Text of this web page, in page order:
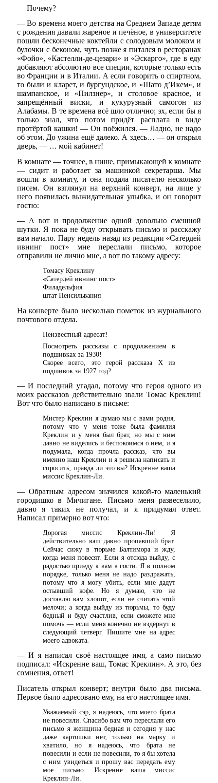
— Почему?
— Во времена моего детства на Среднем Западе детям
с рождения давали жареное и печёное, в университете
пошли бесконечные коктейли с солодовым молоком и
булочки с беконом, чуть позже я питался в ресторанах
«Фойо», «Кастелли-де-цезари» и «Эскарго», где в еду
добавляют абсолютно все специи, которые только есть
во Франции и в Италии. А если говорить о спиртном,
то были и кларет, и бургундское, и «Шато д’Икем», и
шампанское, и «Пилзнер», и столовое красное, и
запрещённый виски, и кукурузный самогон из
Алабамы. В те времена всё шло отлично; эх, если бы я
только знал, что потом придёт расплата в виде
протёртой кашки! — Он поёжился. — Ладно, не надо
об этом. До ужина ещё далеко. А здесь… — он открыл
дверь, — … мой кабинет!
В комнате — точнее, в нише, примыкающей к комнате
— сидит и работает за машинкой секретарша. Мы
вошли в комнату, и она подала писателю несколько
писем. Он взглянул на верхний конверт, на лице у
него появилась выжидательная улыбка, и он говорит
гостю:
— А вот и продолжение одной довольно смешной
шутки. Я пока не буду открывать письмо и расскажу
вам начало. Пару недель назад из редакции «Сатердей
ивнинг пост» мне переслали письмо, которое
отправили не лично мне, а вот по такому адресу:
Томасу Креклину
«Сатердей ивнинг пост»
Филадельфия
штат Пенсильвания
На конверте было несколько пометок из журнального
почтового отдела.
Неизвестный адресат!
Посмотреть рассказы с продолжением в
подшивках за 1930!
Cкорее всего, это герой рассказа Х из
подшивок за 1927 год?
— И последний угадал, потому что героя одного из
моих рассказов действительно звали Томас Креклин!
Вот что было написано в письме:
Мистер Креклин я думаю мы с вами родня,
потому что у меня тоже была фамилия
Креклин и у меня был брат, но мы с ним
давно не виделись и беспокоимся о нем, и я
подумала, когда прочла рассказ, что вы
именно наш Креклин и я решила написать и
спросить, правда ли это вы? Искренне ваша
миссис Креклин-Ли.
— Обратным адресом значился какой-то маленький
городишко в Мичигане. Письмо меня развеселило,
давно я таких не получал, и я придумал ответ.
Написал примерно вот что:
Дорогая миссис Креклин-Ли! Я
действительно ваш давно пропавший брат.
Сейчас сижу в тюрьме Балтимора и жду,
когда меня повесят. Если я отсюда выйду, с
радостью приеду к вам в гости. Я в полном
порядке, только меня не надо раздражать,
потому что я могу убить, если мне дадут
остывший кофе. Но я думаю, что не
доставлю вам хлопот, если не считать этой
мелочи; а когда выйду из тюрьмы, то буду
бедный и буду счастлив, если сможете мне
помочь — если меня конечно не вздёрнут в
следующий четверг. Пишите мне на адрес
моего адвоката.
— И я написал своё настоящее имя, а само письмо
подписал: «Искренне ваш, Томас Креклин». А это, без
сомнения, ответ!
Писатель открыл конверт; внутри было два письма.
Первое было адресовано ему, на его настоящее имя.
Уважаемый сэр, я надеюсь, что моего брата
не повесили. Спасибо вам что переслали его
письмо я женщина бедная и сегодня у нас
даже картошки нет, только на марку и
хватило, но я надеюсь, что брата не
повесили и если не повесили, то я бы хотела
с ним увидеться и прошу вас передать ему
мое письмо. Искренне ваша миссис
Креклин-Ли.